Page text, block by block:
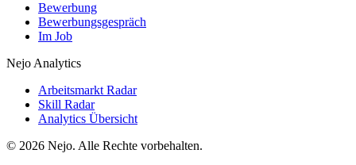
Bewerbung
Bewerbungsgespräch
Im Job
Nejo Analytics
Arbeitsmarkt Radar
Skill Radar
Analytics Übersicht
© 2026 Nejo. Alle Rechte vorbehalten.